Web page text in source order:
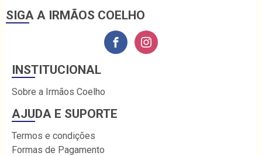
SIGA A IRMÃOS COELHO
INSTITUCIONAL
Sobre a Irmãos Coelho
AJUDA E SUPORTE
Termos e condições
Formas de Pagamento